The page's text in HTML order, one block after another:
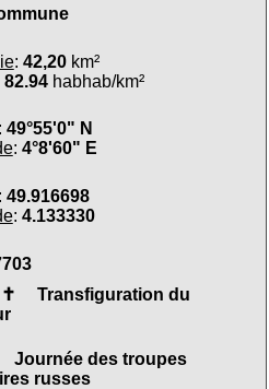
: 42,20km²
82.94habhab/km²
49°55'0" N
: 4°8'60" E
49.916698
: 4.133330
✝ Transfiguration du
Journée des troupes
russes